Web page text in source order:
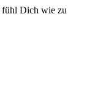
Dich wie zu